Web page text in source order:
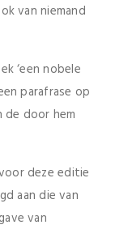
van niemand
‘een nobele
parafrase op
de door hem
deze editie
aan die van
van